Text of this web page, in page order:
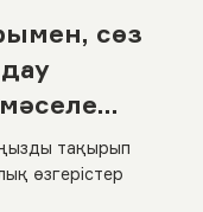
сөз
тақырып
өзгерістер